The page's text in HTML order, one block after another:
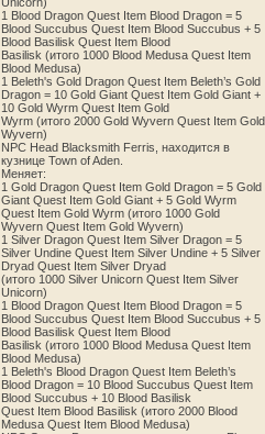
1 Blood Dragon Quest Item Blood Dragon = 5
Blood Succubus Quest Item Blood Succubus + 5
Blood Basilisk Quest Item Blood
Basilisk (итого 1000 Blood Medusa Quest Item
Blood Medusa)
1 Beleth's Gold Dragon Quest Item Beleth’s Gold
Dragon = 10 Gold Giant Quest Item Gold Giant +
10 Gold Wyrm Quest Item Gold
Wyrm (итого 2000 Gold Wyvern Quest Item Gold
Wyvern)
NPC Head Blacksmith Ferris, находится в
кузнице Town of Aden.
Меняет:
1 Gold Dragon Quest Item Gold Dragon = 5 Gold
Giant Quest Item Gold Giant + 5 Gold Wyrm
Quest Item Gold Wyrm (итого 1000 Gold
Wyvern Quest Item Gold Wyvern)
1 Silver Dragon Quest Item Silver Dragon = 5
Silver Undine Quest Item Silver Undine + 5 Silver
Dryad Quest Item Silver Dryad
(итого 1000 Silver Unicorn Quest Item Silver
Unicorn)
1 Blood Dragon Quest Item Blood Dragon = 5
Blood Succubus Quest Item Blood Succubus + 5
Blood Basilisk Quest Item Blood
Basilisk (итого 1000 Blood Medusa Quest Item
Blood Medusa)
1 Beleth's Blood Dragon Quest Item Beleth’s
Blood Dragon = 10 Blood Succubus Quest Item
Blood Succubus + 10 Blood Basilisk
Quest Item Blood Basilisk (итого 2000 Blood
Medusa Quest Item Blood Medusa)